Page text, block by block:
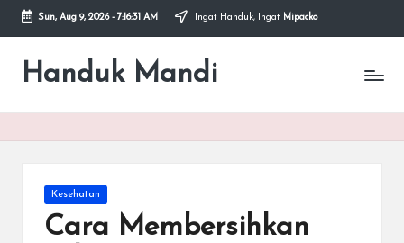
Skip
content
Sun, Aug 9, 2026- 7:16:31 AM Ingat Handuk, Ingat Mipacko
Handuk Mandi
Handuk
Posted
Kesehatan
Cara Membersihkan